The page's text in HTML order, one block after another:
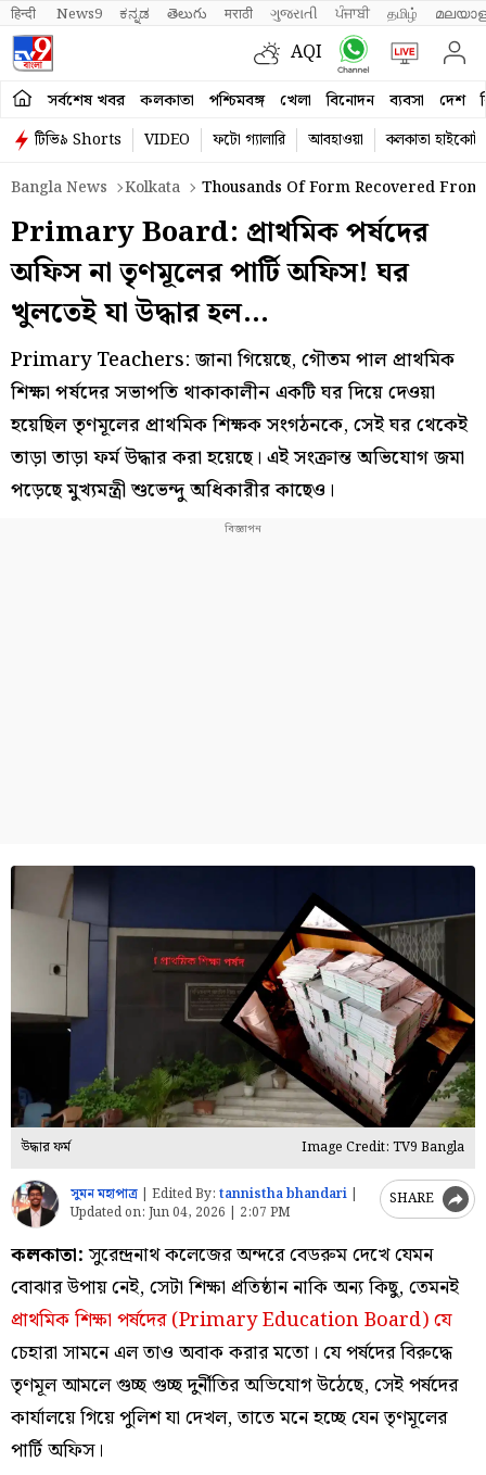
हिन्दी News9 ಕನ್ನಡ తెలుగు मराठी ગુજરાતી ਪੰਜਾਬੀ தமிழ்
AQI
সর্বশেষ খবর কলকাতা পশ্চিমবঙ্গ খেলা বিনোদন ব্যবসা দেশ
টিভি৯ Shorts VIDEO ফটো গ্যালারি আবহাওয়া
কলকাতা হাইকোর্ট
Bangla News
Kolkata Thousands Of Form Recovered
Primary Board: প্রাথমিক পর্ষদের
অফিস না তৃণমূলের পার্টি অফিস! ঘর
খুলতেই যা উদ্ধার হল…
Primary Teachers: জানা গিয়েছে, গৌতম পাল প্রাথমিক
শিক্ষা পর্ষদের সভাপতি থাকাকালীন একটি ঘর দিয়ে দেওয়া
হয়েছিল তৃণমূলের প্রাথমিক শিক্ষক সংগঠনকে, সেই ঘর থেকেই
তাড়া তাড়া ফর্ম উদ্ধার করা হয়েছে। এই সংক্রান্ত অভিযোগ জমা
পড়েছে মুখ‍্যমন্ত্রী শুভেন্দু অধিকারীর কাছেও।
উদ্ধার ফর্ম Image Credit: TV9 Bangla
সুমন মহাপাত্র Edited By: tannistha bhandari
Updated on: Jun 04, 2026 | 2:07 PM
SHARE
কলকাতা:সুরেন্দ্রনাথ কলেজের অন্দরে বেডরুম দেখে যেমন
বোঝার উপায় নেই, সেটা শিক্ষা প্রতিষ্ঠান নাকি অন্য কিছু, তেমনই
প্রাথমিক শিক্ষা পর্ষদের (Primary Education Board) যে
চেহারা সামনে এল তাও অবাক করার মতো। যে পর্ষদের বিরুদ্ধে
তৃণমূল আমলে গুচ্ছ গুচ্ছ দুর্নীতির অভিযোগ উঠেছে, সেই পর্ষদের
কার্যালয়ে গিয়ে পুলিশ যা দেখল, তাতে মনে হচ্ছে যেন তৃণমূলের
পার্টি অফিস।